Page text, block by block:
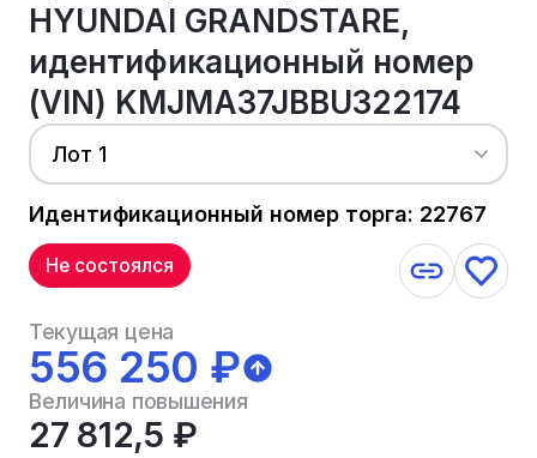
HYUNDAI GRANDSTARE,
идентификационный номер
(VIN) KMJMA37JBBU322174
Лот 1
Идентификационный номер торга: 22767
Не состоялся
Текущая цена
556 250 ₽
Величина повышения
27 812,5 ₽